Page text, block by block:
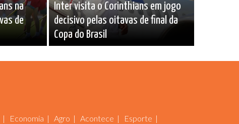
na
de
Inter visita o Corinthians em jogo
decisivo pelas oitavas de final da
Copa do Brasil
Economia Agro Acontece
Esporte